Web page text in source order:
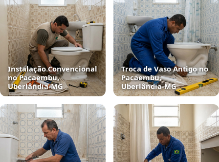
Instalação Convencional
no Pacaembu,
Uberlândia‑MG
Troca de Vaso Antigo no
Pacaembu,
Uberlândia‑MG